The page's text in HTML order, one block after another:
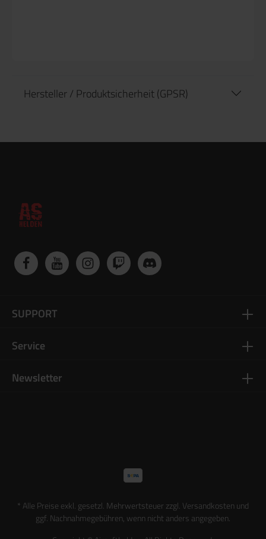
Hersteller / Produktsicherheit (GPSR)
Newsletter
SUPPORT
Service
* Alle Preise exkl. gesetzl. Mehrwertsteuer zzgl. Versandkostenund
ggf. Nachnahmegebühren, wenn nicht anders angegeben.